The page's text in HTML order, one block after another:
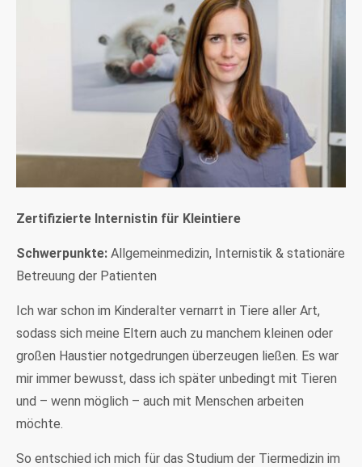
Zertifizierte Internistin für Kleintiere
Schwerpunkte: Allgemeinmedizin, Internistik & stationäre
Betreuung der Patienten
Ich war schon im Kinderalter vernarrt in Tiere aller Art,
sodass sich meine Eltern auch zu manchem kleinen oder
großen Haustier notgedrungen überzeugen ließen. Es war
mir immer bewusst, dass ich später unbedingt mit Tieren
und – wenn möglich – auch mit Menschen arbeiten
möchte.
So entschied ich mich für das Studium der Tiermedizin im